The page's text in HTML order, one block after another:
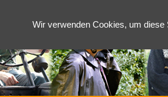
Wir verwenden Cookies, um